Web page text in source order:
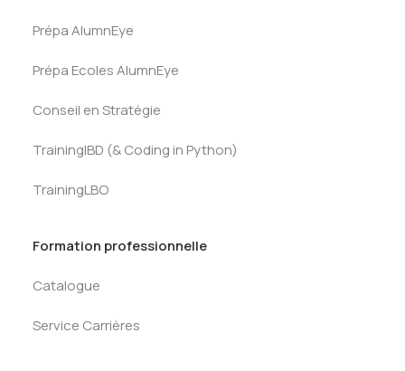
Prépa AlumnEye
Prépa Ecoles AlumnEye
Conseil en Stratégie
TrainingIBD (& Coding in Python)
TrainingLBO
Formation professionnelle
Catalogue
Service Carrières